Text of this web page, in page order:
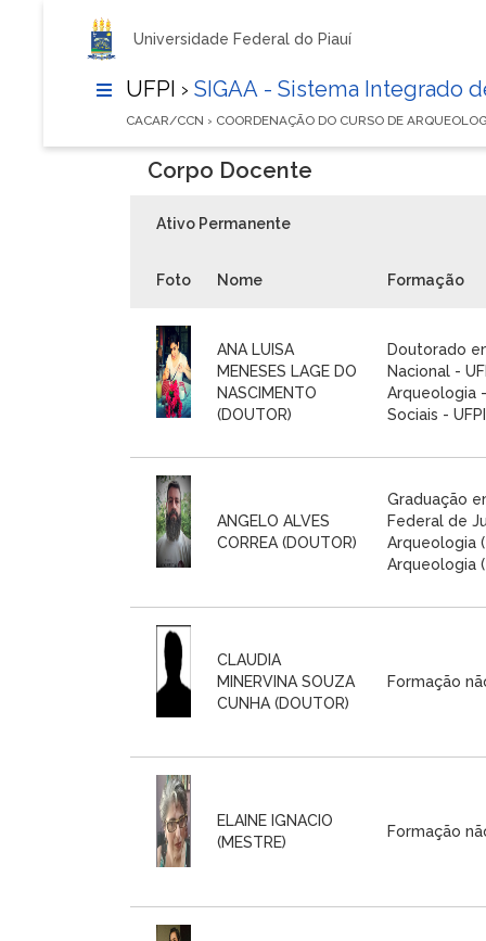
Universidade Federal do Piauí
UFPI › SIGAA - Sistema Integrado
CACAR/CCN › COORDENAÇÃO DO CURSO DE
Corpo Docente
Ativo Permanente
Foto Nome Formação
ANA LUISA
MENESES LAGE DO
NASCIMENTO
(DOUTOR)
Doutorado
Nacional -
Arqueologia
Sociais -
ANGELO ALVES
CORREA (DOUTOR)
Graduação
Federal de
Arqueologia
Arqueologia
CLAUDIA
MINERVINA SOUZA
CUNHA (DOUTOR)
Formação
ELAINE IGNACIO
(MESTRE)
Formação